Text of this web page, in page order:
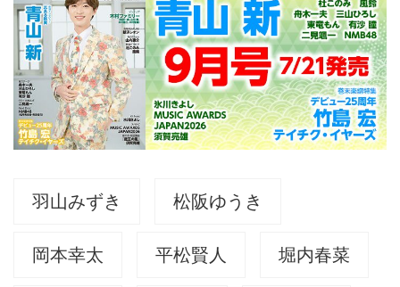
羽山みずき 松阪ゆうき
岡本幸太 平松賢人 堀内春菜